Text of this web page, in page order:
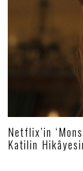
Netflix’in
Katilin